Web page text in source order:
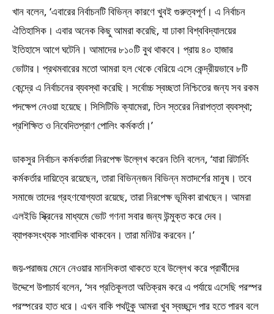
খান বলেন, ‘এবারের নির্বাচনটি বিভিন্ন কারণে খুবই গুরুত্বপূর্ণ। এ নির্বাচন
ঐতিহাসিক। এবার অনেক কিছু আমরা করেছি, যা ঢাকা বিশ্ববিদ্যালয়ের
ইতিহাসে আগে ঘটেনি। আমাদের ৮১০টি বুথ থাকবে। প্রায় ৪০ হাজার
ভোটার। প্রথমবারের মতো আমরা হল থেকে বেরিয়ে এসে কেন্দ্রীয়ভাবে ৮টি
কেন্দ্রে এ নির্বাচনের ব্যবস্থা করেছি। সর্বোচ্চ স্বচ্ছতা নিশ্চিতের জন্য সব রকম
পদক্ষেপ নেওয়া হয়েছে। সিসিটিভি ক্যামেরা, তিন স্তরের নিরাপত্তা ব্যবস্থা;
প্রশিক্ষিত ও নিবেদিতপ্রাণ পোলিং কর্মকর্তা।’
ডাকসুর নির্বাচন কর্মকর্তারা নিরপেক্ষ উল্লেখ করেন তিনি বলেন, ‘যারা রিটার্নিং
কর্মকর্তার দায়িত্বে রয়েছেন, তারা বিভিন্নজন বিভিন্ন মতাদর্শের মানুষ। তবে
সমাজে তাদের গ্রহণযোগ্যতা রয়েছে, তারা নিরপেক্ষ ভূমিকা রাখছেন। আমরা
এলইডি স্ক্রিনের মাধ্যমে ভোট গণনা সবার জন্য উন্মুক্ত করে দেব।
ব্যাপকসংখ্যক সাংবাদিক থাকবেন। তারা মনিটর করবেন।’
জয়-পরাজয় মেনে নেওয়ার মানসিকতা থাকতে হবে উল্লেখ করে প্রার্থীদের
উদ্দেশে উপাচার্য বলেন, ‘সব প্রতিকূলতা অতিক্রম করে এ পর্যায়ে এসেছি পরস্পর
পরস্পরের হাত ধরে। এখন বাকি পথটুকু আমরা খুব স্বচ্ছন্দে পার হতে পারব বলে